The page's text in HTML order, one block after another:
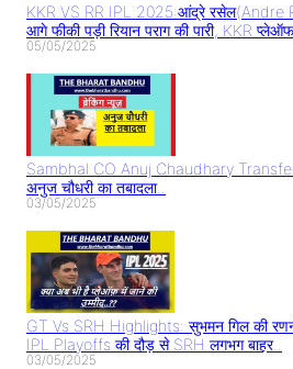
KKR VS RR IPL 2025:आंद्रे रसेल(Andre
आगे फीकी पड़ी रियान पराग की पारी, KKR
05/05/2025
Sambhal CO Anuj Chaudhary
अनुज चौधरी का तबादला..
03/05/2025
GT Vs SRH Highlights: सुभमन गिल की
IPL Playoffs की दौड़ से SRH लगभग बाहर..
03/05/2025